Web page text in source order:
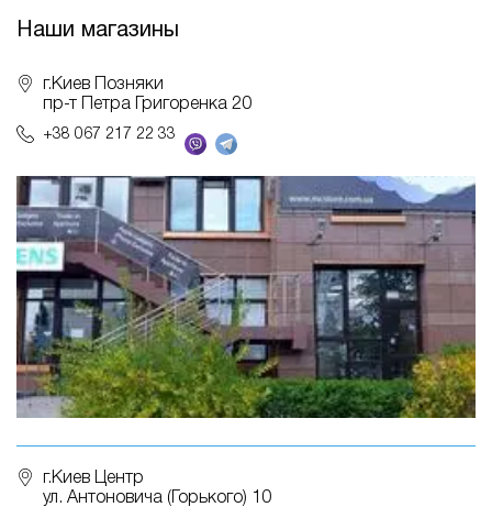
Наши магазины
г.Киев Позняки
пр-т Петра Григоренка 20
+38 067 217 22 33
г.Киев Центр
ул. Антоновича (Горького) 10